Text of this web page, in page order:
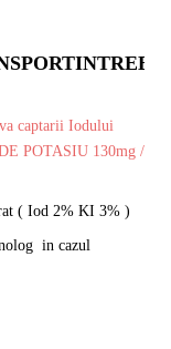
captarii Iodului
POTASIU 130mg /
( Iod 2% KI 3% )
in cazul